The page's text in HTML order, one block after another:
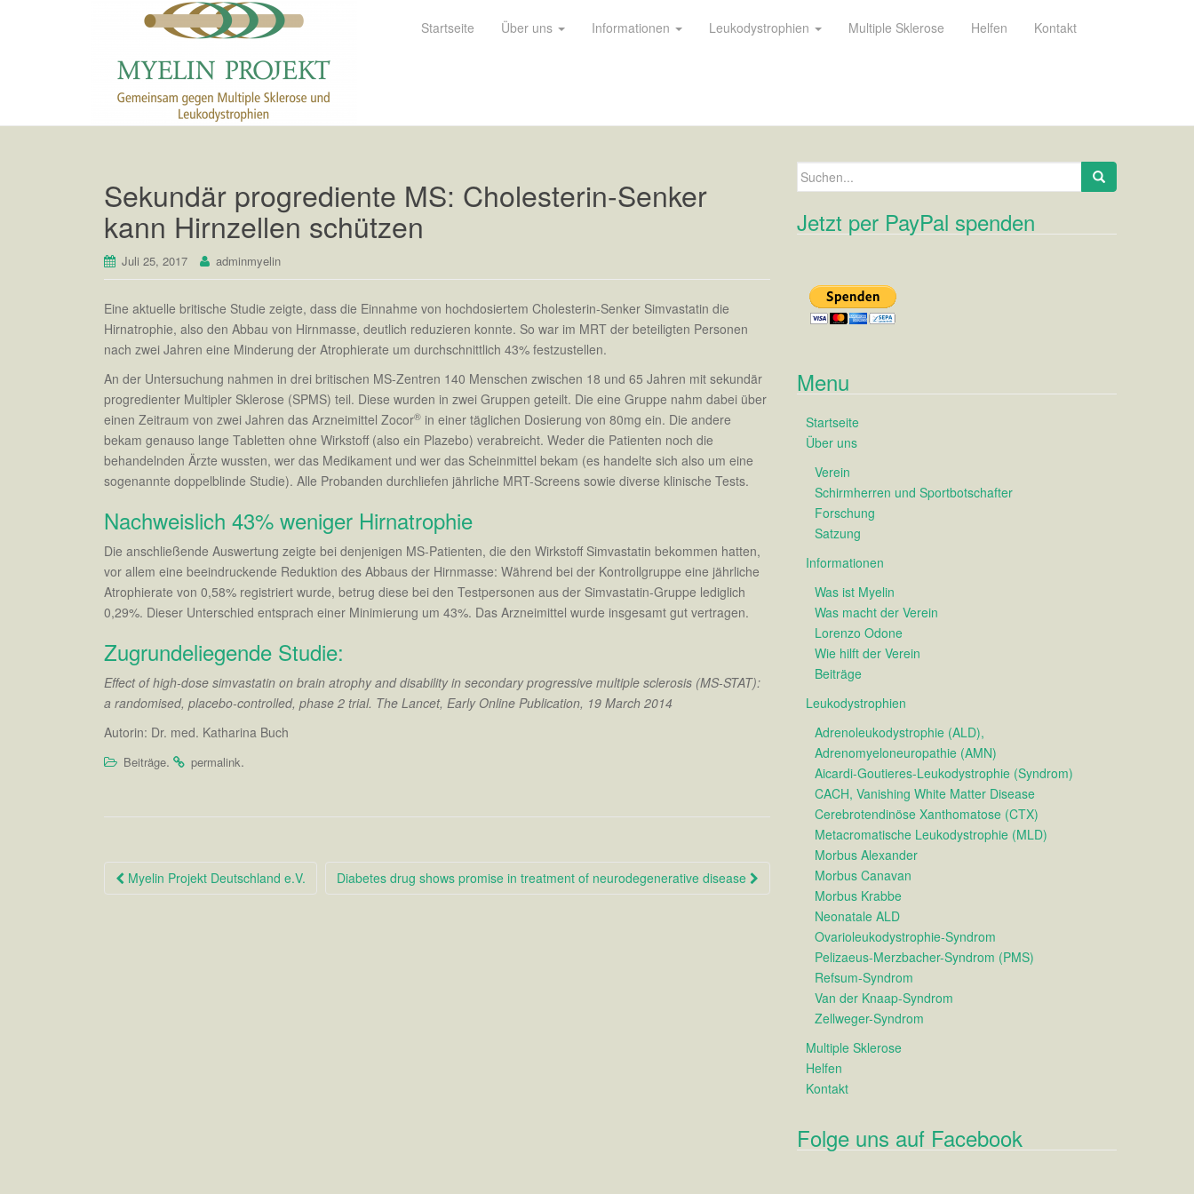
Startseite Über uns Informationen Leukodystrophien Multiple Sklerose Helfen Kontakt
Sekundär progrediente MS: Cholesterin-Senker
kann Hirnzellen schützen
Juli 25, 2017 adminmyelin
Eine aktuelle britische Studie zeigte, dass die Einnahme von hochdosiertem Cholesterin-Senker Simvastatin die
Hirnatrophie, also den Abbau von Hirnmasse, deutlich reduzieren konnte. So war im MRT der beteiligten Personen
nach zwei Jahren eine Minderung der Atrophierate um durchschnittlich 43% festzustellen.
An der Untersuchung nahmen in drei britischen MS-Zentren 140 Menschen zwischen 18 und 65 Jahren mit sekundär
progredienter Multipler Sklerose (SPMS) teil. Diese wurden in zwei Gruppen geteilt. Die eine Gruppe nahm dabei über
einen Zeitraum von zwei Jahren das Arzneimittel Zocor® in einer täglichen Dosierung von 80mg ein. Die andere
bekam genauso lange Tabletten ohne Wirkstoff (also ein Plazebo) verabreicht. Weder die Patienten noch die
behandelnden Ärzte wussten, wer das Medikament und wer das Scheinmittel bekam (es handelte sich also um eine
sogenannte doppelblinde Studie). Alle Probanden durchliefen jährliche MRT-Screens sowie diverse klinische Tests.
Nachweislich 43% weniger Hirnatrophie
Die anschließende Auswertung zeigte bei denjenigen MS-Patienten, die den Wirkstoff Simvastatin bekommen hatten,
vor allem eine beeindruckende Reduktion des Abbaus der Hirnmasse: Während bei der Kontrollgruppe eine jährliche
Atrophierate von 0,58% registriert wurde, betrug diese bei den Testpersonen aus der Simvastatin-Gruppe lediglich
0,29%. Dieser Unterschied entsprach einer Minimierung um 43%. Das Arzneimittel wurde insgesamt gut vertragen.
Zugrundeliegende Studie:
Effect of high-dose simvastatin on brain atrophy and disability in secondary progressive multiple sclerosis (MS-STAT):
a randomised, placebo-controlled, phase 2 trial. The Lancet, Early Online Publication, 19 March 2014
Autorin: Dr. med. Katharina Buch
Beiträge. permalink.
Beitragsnavigation
Myelin Projekt Deutschland e.V. Diabetes drug shows promise in treatment of neurodegenerative disease
Suchen nach:
Jetzt per PayPal spenden
Menu
Startseite
Über uns
Verein
Schirmherren und Sportbotschafter
Forschung
Satzung
Informationen
Was ist Myelin
Was macht der Verein
Lorenzo Odone
Wie hilft der Verein
Beiträge
Leukodystrophien
Adrenoleukodystrophie (ALD),
Adrenomyeloneuropathie (AMN)
Aicardi-Goutieres-Leukodystrophie (Syndrom)
CACH, Vanishing White Matter Disease
Cerebrotendinöse Xanthomatose (CTX)
Metacromatische Leukodystrophie (MLD)
Morbus Alexander
Morbus Canavan
Morbus Krabbe
Neonatale ALD
Ovarioleukodystrophie-Syndrom
Pelizaeus-Merzbacher-Syndrom (PMS)
Refsum-Syndrom
Van der Knaap-Syndrom
Zellweger-Syndrom
Multiple Sklerose
Helfen
Kontakt
Folge uns auf Facebook